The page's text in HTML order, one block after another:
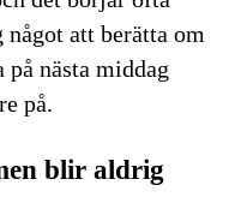
att berätta om
nästa middag
på.
blir aldrig